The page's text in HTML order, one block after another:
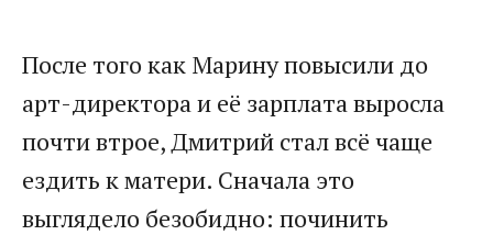
После того как Марину повысили до
арт-директора и её зарплата выросла
почти втрое, Дмитрий стал всё чаще
ездить к матери. Сначала это
выглядело безобидно: починить